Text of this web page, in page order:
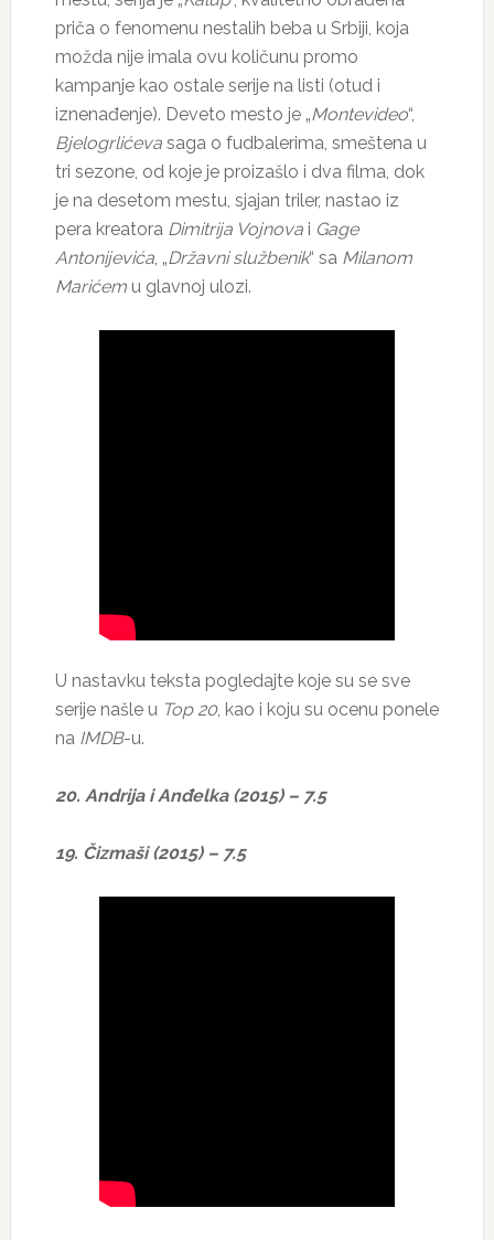
priča o fenomenu nestalih beba u Srbiji, koja
možda nije imala ovu količunu promo
kampanje kao ostale serije na listi (otud i
iznenađenje). Deveto mesto je „Montevideo“,
Bjelogrlićevasaga o fudbalerima, smeštena u
tri sezone, od koje je proizašlo i dva filma, dok
je na desetom mestu, sjajan triler, nastao iz
pera kreatora Dimitrija Vojnovai Gage
Antonijevića, „Državni službenik“ sa Milanom
Marićemu glavnoj ulozi.
U nastavku teksta pogledajte koje su se sve
serije našle u Top 20, kao i koju su ocenu ponele
na IMDB-u.
20. Andrija i Anđelka (2015) – 7.5
19. Čizmaši (2015) – 7.5